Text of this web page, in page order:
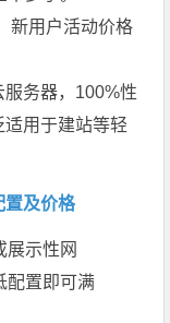
新用户活动价格
务器，100%性
用于建站等轻
置及价格
展示性网
配置即可满